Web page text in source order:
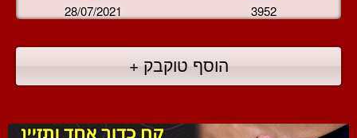
28/07/2021 3952
הוסף טוקבק +